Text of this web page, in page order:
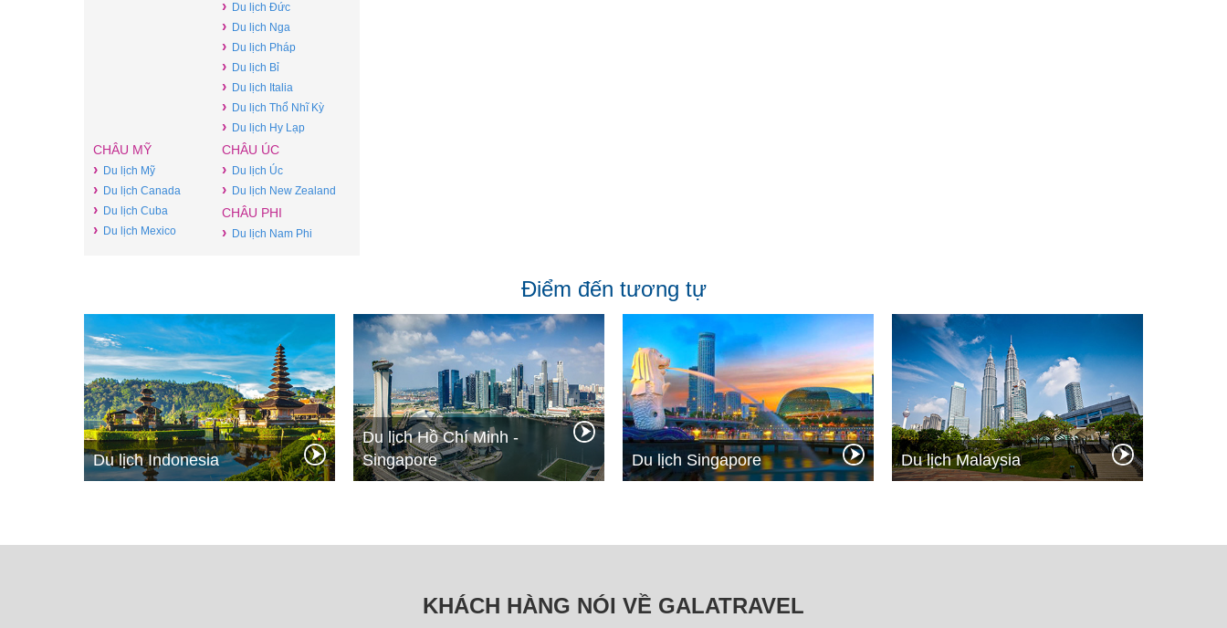
› Du lịch Đức
› Du lịch Nga
› Du lịch Pháp
› Du lịch Bỉ
› Du lịch Italia
› Du lịch Thổ Nhĩ Kỳ
› Du lịch Hy Lạp
CHÂU MỸ
› Du lịch Mỹ
› Du lịch Canada
› Du lịch Cuba
› Du lịch Mexico
CHÂU ÚC
› Du lịch Úc
› Du lịch New Zealand
CHÂU PHI
› Du lịch Nam Phi
Điểm đến tương tự
Du lịch Indonesia
Du lịch Hồ Chí Minh -
Singapore
Du lịch Singapore Du lịch Malaysia
KHÁCH HÀNG NÓI VỀ GALATRAVEL